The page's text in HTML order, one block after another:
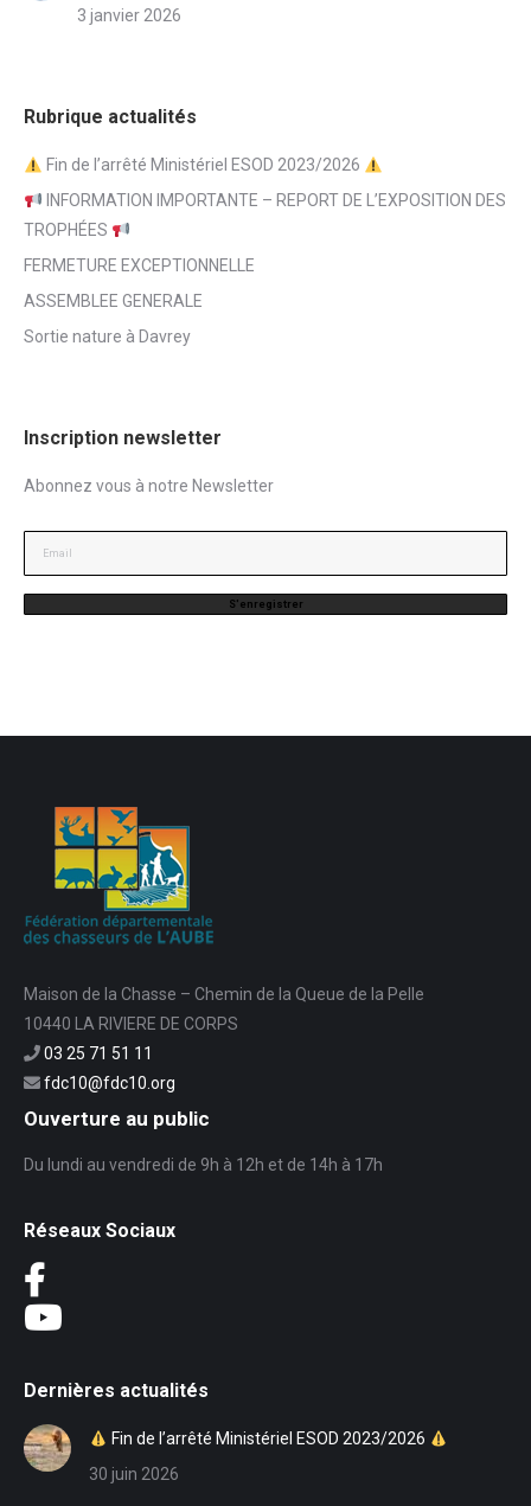
3 janvier 2026
Rubrique actualités
Fin de l’arrêté Ministériel ESOD 2023/2026
INFORMATION IMPORTANTE – REPORT DE L’EXPOSITION DES
TROPHÉES
FERMETURE EXCEPTIONNELLE
ASSEMBLEE GENERALE
Sortie nature à Davrey
Inscription newsletter
Abonnez vous à notre Newsletter
Maison de la Chasse – Chemin de la Queue de la Pelle
10440 LA RIVIERE DE CORPS
03 25 71 51 11
fdc10@fdc10.org
Ouverture au public
Du lundi au vendredi de 9h à 12h et de 14h à 17h
Réseaux Sociaux
Dernières actualités
Fin de l’arrêté Ministériel ESOD 2023/2026
30 juin 2026